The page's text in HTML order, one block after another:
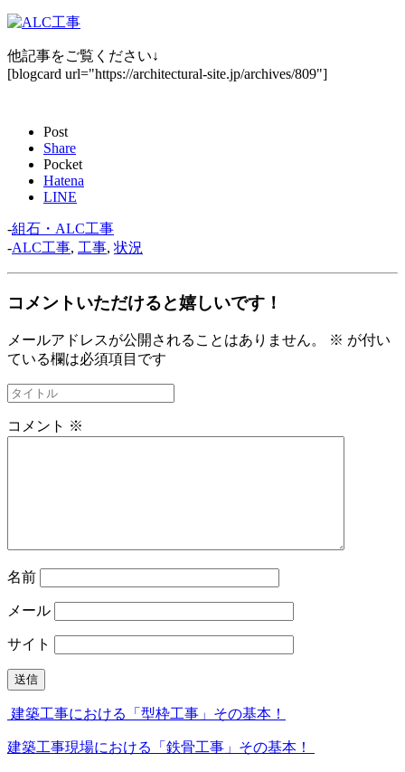
他記事をご覧ください↓
[blogcard url="https://architectural-site.jp/archives/809"]
Post
Share
Pocket
Hatena
LINE
-組石・ALC工事
-ALC工事, 工事, 状況
コメントいただけると嬉しいです！
メールアドレスが公開されることはありません。 ※ が付い
ている欄は必須項目です
コメント ※
名前
メール
サイト
建築工事における「型枠工事」その基本！
建築工事現場における「鉄骨工事」その基本！